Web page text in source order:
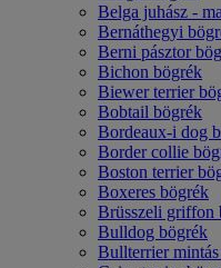
Belga juhász -
Bernáthegyi
Berni pásztor
Bichon bögrék
Biewer terrier
Bobtail bögrék
Bordeaux-i dog
Border collie
Boston terrier
Boxeres bögrék
Brüsszeli griffon
Bulldog bögrék
Bullterrier